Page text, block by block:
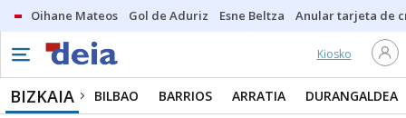
Oihane Mateos Gol de Aduriz Esne Beltza Anular tarjeta de
Kiosko
BIZKAIA BILBAO BARRIOS ARRATIA DURANGALDEA